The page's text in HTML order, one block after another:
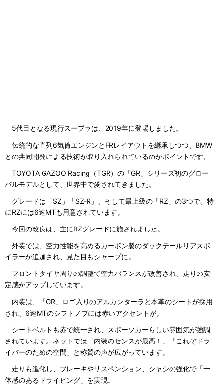
5代目となる現行スープラは、2019年に登場しました。
伝統的な直列6気筒エンジンとFRレイアウトを継承しつつ、BMW
との共同開発による技術が取り入れられているのがポイントです。
TOYOTA GAZOO Racing（TGR）の「GR」シリーズ初のグロー
バルモデルとして、世界中で愛されてきました。
グレードは「SZ」「SZ-R」、そして最上級の「RZ」の3つで、特
にRZには6速MTも用意されています。
今回の改良は、主にRZグレードに施されました。
外装では、空力性能を高めるカーボン製のダックテールリアスポ
イラーが追加され、見た目もシャープに。
フロントタイヤ周りの調整で空力バランスが改善され、走りの安
定感がアップしています。
内装は、「GR」ロゴ入りのアルカンターラと本革のシートが採用
され、6速MTのシフトノブには赤いアクセントが。
シートベルトも赤で統一され、スポーツカーらしい雰囲気が強調
されています。ネットでは「内装のセンスが最高！」「これぞドラ
イバーのための空間」と称賛の声が広がっています。
走りも進化し、ブレーキやサスペンション、シャシの強化で「一
体感のあるドライビング」を実現。